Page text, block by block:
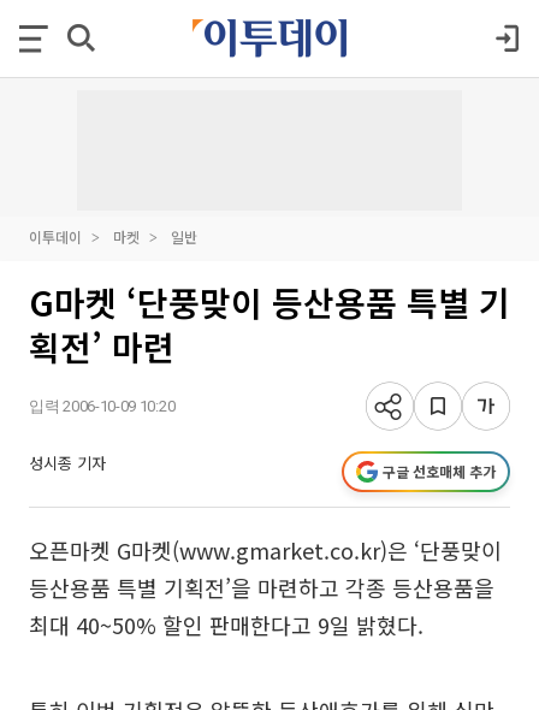
이투데이 마켓 일반
G마켓 ‘단풍맞이 등산용품 특별 기
획전’ 마련
입력 2006-10-09 10:20
성시종 기자 구글 선호매체 추가
오픈마켓 G마켓(www.gmarket.co.kr)은 ‘단풍맞이
등산용품 특별 기획전’을 마련하고 각종 등산용품을
최대 40~50% 할인 판매한다고 9일 밝혔다.